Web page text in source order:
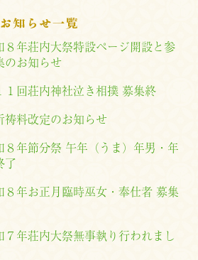
８年荘内大祭特設ページ開設と参
のお知らせ
１回荘内神社泣き相撲 募集終
祷料改定のお知らせ
８年節分祭 午年（うま）年男・年
了
８年お正月臨時巫女・奉仕者 募集
７年荘内大祭無事執り行われまし